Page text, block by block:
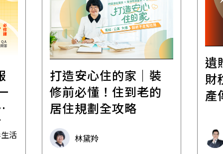
活
打造安心住的家｜裝
修前必懂！住到老的
居住規劃全攻略
林黛羚
遺
財
產